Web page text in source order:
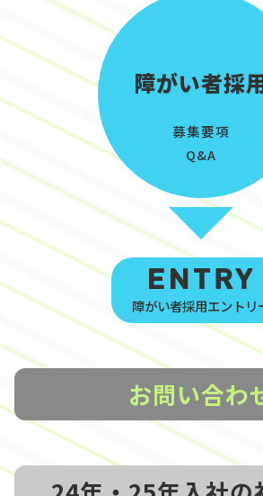
障がい者採
募集要項
Q&A
障がい者採用エントリ
お問い合わ